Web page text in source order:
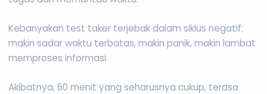
Kebanyakan test taker terjebak dalam siklus negatif:
makin sadar waktu terbatas, makin panik, makin lambat
memproses informasi.
Akibatnya, 60 menit yang seharusnya cukup, terasa